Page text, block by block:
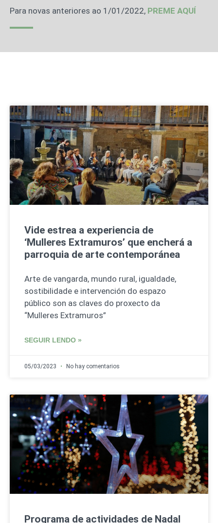
Para novas anteriores ao 1/01/2022, PREME AQUÍ
Vide estrea a experiencia de
‘Mulleres Extramuros’ que encherá a
parroquia de arte contemporánea
Arte de vangarda, mundo rural, igualdade,
sostibilidade e intervención do espazo
público son as claves do proxecto da
“Mulleres Extramuros”
SEGUIR LENDO »
05/03/2023 No hay comentarios
Programa de actividades de Nadal